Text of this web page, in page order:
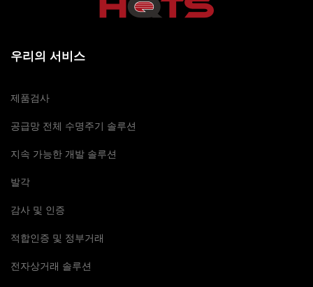
우리의 서비스
제품검사
공급망 전체 수명주기 솔루션
지속 가능한 개발 솔루션
발각
감사 및 인증
적합인증 및 정부거래
전자상거래 솔루션